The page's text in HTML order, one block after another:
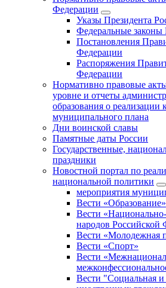
Федерации
Указы Президента
Федеральные законы
Постановления
Федерации
Распоряжения
Федерации
Нормативно правовые
уровне и отчеты
образования о реализации
муниципального плана
Дни воинской славы
Памятные даты России
Государственные,
праздники
Новостной портал по
национальной политики
мероприятия
Вести «Образование»
Вести
народов Российской
Вести «Молодежная
Вести «Спорт»
Вести
Вести "Социальная и